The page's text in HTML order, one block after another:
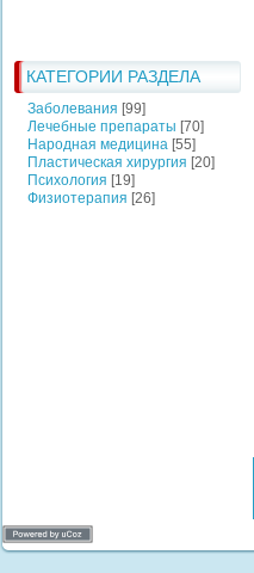
КАТЕГОРИИ РАЗДЕЛА
Заболевания [99]
Лечебные препараты [70]
Народная медицина [55]
Пластическая хирургия [20]
Психология [19]
Физиотерапия [26]